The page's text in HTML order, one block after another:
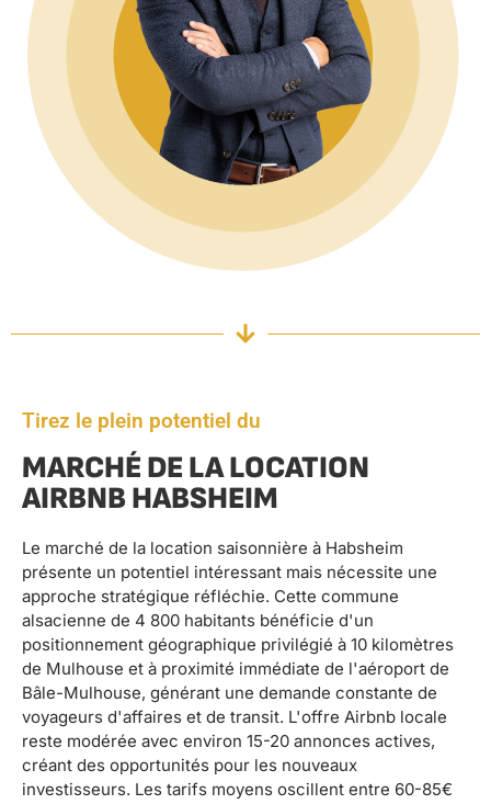
Tirez le plein potentiel du
MARCHÉ DE LA LOCATION
AIRBNB HABSHEIM
Le marché de la location saisonnière à Habsheim
présente un potentiel intéressant mais nécessite une
approche stratégique réfléchie. Cette commune
alsacienne de 4 800 habitants bénéficie d'un
positionnement géographique privilégié à 10 kilomètres
de Mulhouse et à proximité immédiate de l'aéroport de
Bâle-Mulhouse, générant une demande constante de
voyageurs d'affaires et de transit. L'offre Airbnb locale
reste modérée avec environ 15-20 annonces actives,
créant des opportunités pour les nouveaux
investisseurs. Les tarifs moyens oscillent entre 60-85€